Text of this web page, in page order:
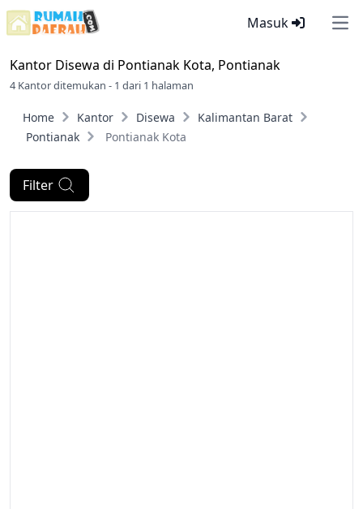
Masuk
Kantor Disewa di Pontianak Kota, Pontianak
4 Kantor ditemukan - 1 dari 1 halaman
Home Kantor Disewa
Kalimantan Barat
Pontianak
Pontianak Kota
Filter